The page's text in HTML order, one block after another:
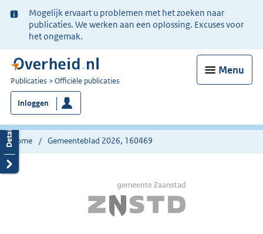
Ter
informatie:
Mogelijk ervaart u problemen met het zoeken naar
publicaties. We werken aan een oplossing. Excuses voor
het ongemak.
Menu
U
bent
nu
hier:
Publicaties Officiële publicaties
Inloggen
Home Gemeenteblad 2026, 160469